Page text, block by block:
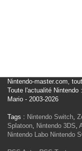
Nintendo-master.com,
Toute l'actualité
Mario - 2003-2026
Tags : Nintendo Switch,
Splatoon, Nintendo 3DS,
Nintendo Labo Nintendo